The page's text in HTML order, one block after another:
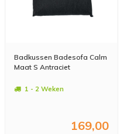
Badkussen Badesofa Calm
Maat S Antraciet
1 - 2 Weken
169,00